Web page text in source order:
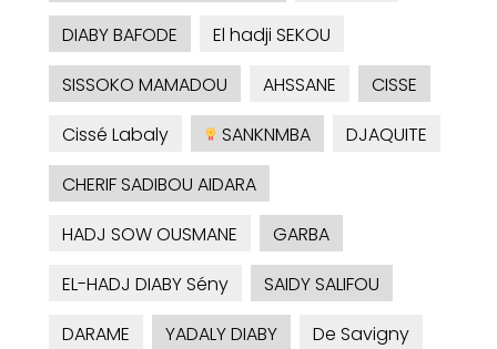
DIABY BAFODE
El hadji SEKOU
SISSOKO MAMADOU
AHSSANE
CISSE
Cissé Labaly
SANKNMBA
DJAQUITE
CHERIF SADIBOU AIDARA
HADJ SOW OUSMANE
GARBA
EL-HADJ DIABY Sény
SAIDY SALIFOU
DARAME
YADALY DIABY
De Savigny